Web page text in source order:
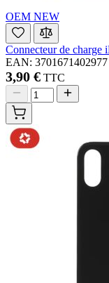
OEM NEW
Connecteur de
EAN: 3701671402977
3,90 € TTC